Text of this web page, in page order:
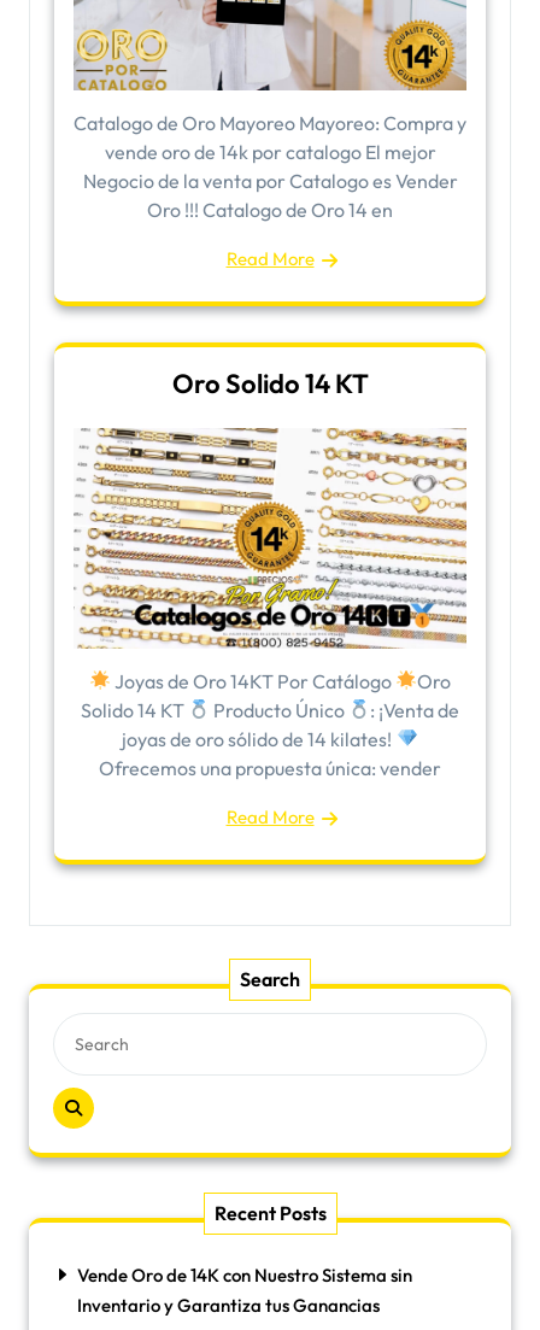
​Catalogo de Oro Mayoreo Mayoreo: Compra y
vende oro de 14k por catalogo El mejor
Negocio de la venta por Catalogo es Vender
Oro !!! Catalogo de Oro 14 en
Read More
Oro Solido 14 KT
Joyas de Oro 14KT Por Catálogo
Oro
Solido 14 KT
Producto Único
: ¡Venta de
joyas de oro sólido de 14 kilates!
Ofrecemos una propuesta única: vender
Read More
Search
Recent Posts
Vende Oro de 14K con Nuestro Sistema sin
Inventario y Garantiza tus Ganancias